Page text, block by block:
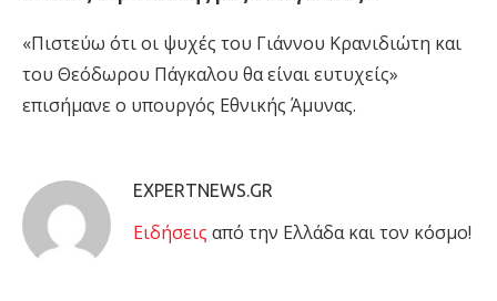
«Πιστεύω ότι οι ψυχές του Γιάννου Κρανιδιώτη και
του Θεόδωρου Πάγκαλου θα είναι ευτυχείς»
επισήμανε ο υπουργός Εθνικής Άμυνας.
EXPERTNEWS.GR
Eιδήσεις από την Ελλάδα και τον κόσμο!